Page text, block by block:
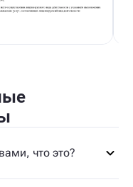
что это?